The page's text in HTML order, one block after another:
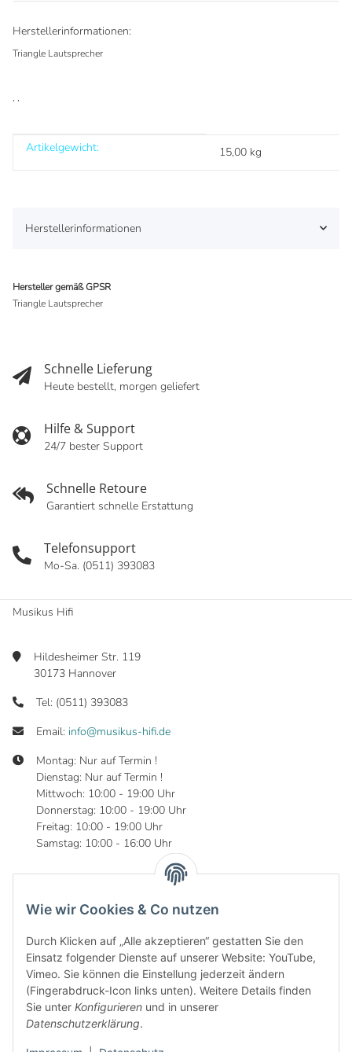
Wie wir Cookies & Co nutzen
Durch Klicken auf „Alle akzeptieren“ gestatten Sie den
Einsatz folgender Dienste auf unserer Website: YouTube,
Vimeo. Sie können die Einstellung jederzeit ändern
(Fingerabdruck-Icon links unten). Weitere Details finden
Sie unter Konfigurieren und in unserer
Datenschutzerklärung.
Herstellerinformationen:
Triangle Lautsprecher
, ,
Produkteigenschaft
Wert
Artikelgewicht: 15,00 kg
Herstellerinformationen
Hersteller gemäß GPSR
Triangle Lautsprecher
Schnelle Lieferung
Heute bestellt, morgen geliefert
Hilfe & Support
24/7 bester Support
Schnelle Retoure
Garantiert schnelle Erstattung
Telefonsupport
Mo-Sa. (0511) 393083
Musikus Hifi
Hildesheimer Str. 119
30173 Hannover
Tel: (0511) 393083
Email: info@musikus-hifi.de
Montag: Nur auf Termin !
Dienstag: Nur auf Termin !
Mittwoch: 10:00 - 19:00 Uhr
Donnerstag: 10:00 - 19:00 Uhr
Freitag: 10:00 - 19:00 Uhr
Samstag: 10:00 - 16:00 Uhr
Informationen
Gesetzliche Informationen